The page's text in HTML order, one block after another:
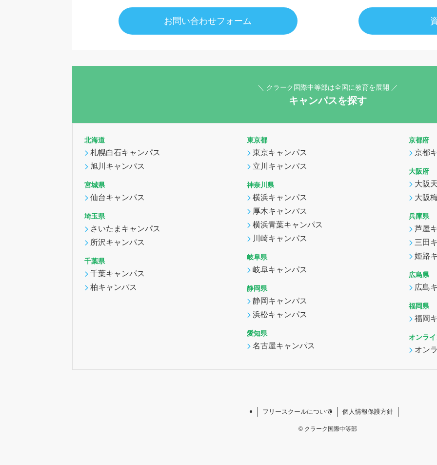
お問い合わせフォーム
＼ クラーク国際中等部は全国に教育を展開 ／
キャンパスを探す
北海道
札幌白石キャンパス
旭川キャンパス
宮城県
仙台キャンパス
埼玉県
さいたまキャンパス
所沢キャンパス
千葉県
千葉キャンパス
柏キャンパス
東京都
東京キャンパス
立川キャンパス
神奈川県
横浜キャンパス
厚木キャンパス
横浜青葉キャンパス
川崎キャンパス
岐阜県
岐阜キャンパス
静岡県
静岡キャンパス
浜松キャンパス
愛知県
名古屋キャンパス
京都府
京都
大阪府
大阪
大阪
兵庫県
芦屋
三田
姫路
広島県
広島
福岡県
福岡
オンラ
オン
フリースクールについて 個人情報保護方針
© クラーク国際中等部